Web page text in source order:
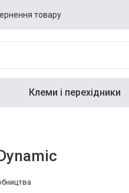
товару
Клеми і перехідники